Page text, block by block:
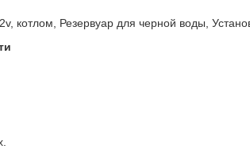
котлом, Резервуар для черной воды,